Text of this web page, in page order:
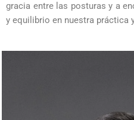
gracia entre las posturas y a
y equilibrio en nuestra práctica